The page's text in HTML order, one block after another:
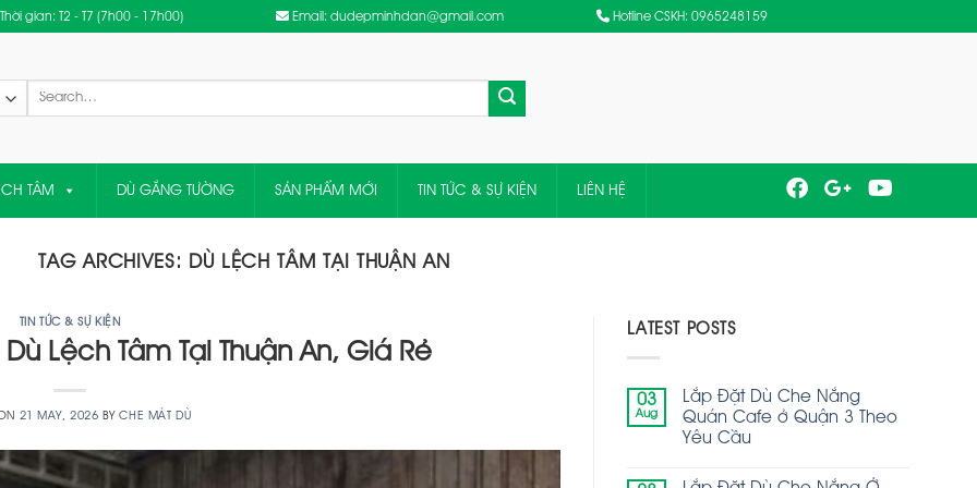
Thời gian: T2 - T7 (7h00 - 17h00) Email: dudepminhdan@gmail.com Hotline CSKH: 0965248159
Search
TÂM DÙ GẮNG TƯỜNG SẢN PHẨM MỚI TIN TỨC & SỰ KIỆN LIÊN HỆ
TAG ARCHIVES: DÙ LỆCH TÂM TẠI THUẬN AN
TIN TỨC & SỰ KIỆN
Lệch Tâm Tại Thuận An, Giá Rẻ
21 MAY, 2026 BYCHE MÁT DÙ
LATEST POSTS
03
Aug
Lắp Đặt Dù Che Nắng
Quán Cafe ở Quận 3 Theo
Yêu Cầu